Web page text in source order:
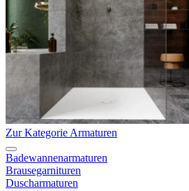
Zur Kategorie Armaturen
Badewannenarmaturen
Brausegarnituren
Duscharmaturen